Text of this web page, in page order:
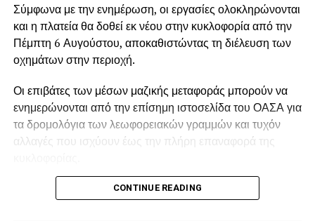
Σύμφωνα με την ενημέρωση, οι εργασίες ολοκληρώνονται
και η πλατεία θα δοθεί εκ νέου στην κυκλοφορία από την
Πέμπτη 6 Αυγούστου, αποκαθιστώντας τη διέλευση των
οχημάτων στην περιοχή.
Οι επιβάτες των μέσων μαζικής μεταφοράς μπορούν να
ενημερώνονται από την επίσημη ιστοσελίδα του ΟΑΣΑ για
τα δρομολόγια των λεωφορειακών γραμμών και τυχόν
αλλαγές που ισχύουν έως την πλήρη επαναφορά της
CONTINUE READING